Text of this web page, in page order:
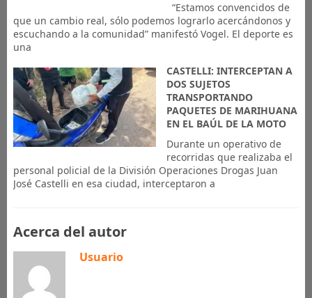
“Estamos convencidos de
que un cambio real, sólo podemos lograrlo acercándonos y
escuchando a la comunidad” manifestó Vogel. El deporte es
una
CASTELLI: INTERCEPTAN A
DOS SUJETOS
TRANSPORTANDO
PAQUETES DE MARIHUANA
EN EL BAÚL DE LA MOTO
Durante un operativo de
recorridas que realizaba el
personal policial de la División Operaciones Drogas Juan
José Castelli en esa ciudad, interceptaron a
Acerca del autor
Usuario